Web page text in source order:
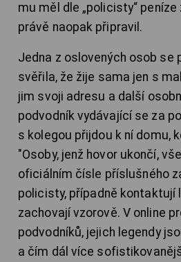
mu měl dle „policisty“ peníze
právě naopak připravil.
Jedna z oslovených osob se
svěřila, že žije sama jen s
jim svoji adresu a další
podvodník vydávající se za
s kolegou přijdou k ní domu,
"Osoby, jenž hovor ukončí,
oficiálním čísle příslušného
policisty, případně kontaktují
zachovají vzorově. V online
podvodníků, jejich legendy
a čím dál více